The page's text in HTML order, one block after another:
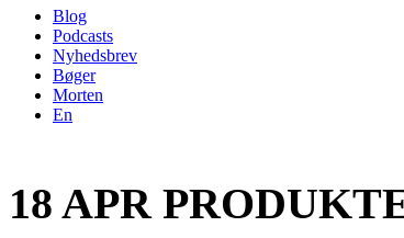
Blog
Podcasts
Nyhedsbrev
Bøger
Morten
En
18 APR